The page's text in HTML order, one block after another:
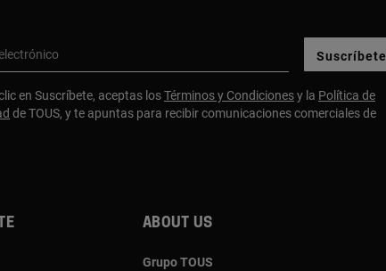
Suscríbete
en Suscríbete, aceptas losTérminos y Condicionesy la Política de
de TOUS, y te apuntas para recibir comunicaciones comerciales de
About us
Grupo TOUS